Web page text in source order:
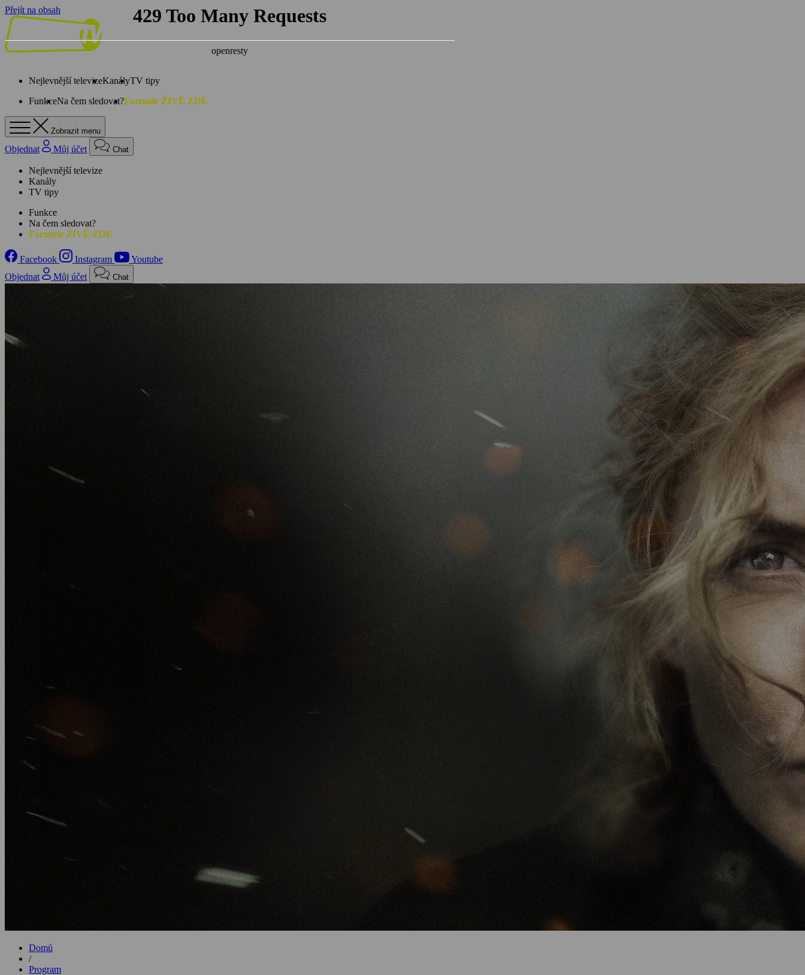
Přejít na obsah
Nejlevnější televizeKanályTV tipy
FunkceNa čem sledovat?Formule ŽIVĚ ZDE
Zobrazit menu
Objednat Můj účet Chat
Nejlevnější televize
Kanály
TV tipy
Funkce
Na čem sledovat?
Formule ŽIVĚ ZDE
Facebook Instagram
Youtube
Objednat
Můj účet Chat
Domů
/
Program